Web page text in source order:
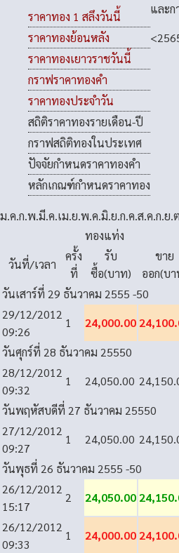
ราคาทอง 1 สลึงวันนี้
ราคาทองย้อนหลัง
ราคาทองเยาวราชวันนี้
กราฟราคาทองคำ
ราคาทองประจำวัน
สถิติราคาทองรายเดือน-ปี
กราฟสถิติทองในประเทศ
ปัจจัยกำหนดราคาทองคำ
หลักเกณฑ์กำหนดราคาทอง
และก
<
ม.ค.ก.พ.มี.ค.เม.ย.พ.ค.มิ.ย.ก.ค.ส.ค.ก.ย.
ทองแท่ง
วันที่/เวลา
ครั้ง
ที่
รับ
ซื้อ(บาท)
ขาย
ออก(บ
วันเสาร์ที่ 29 ธันวาคม 2555 -50
29/12/2012
09:26
1 24,000.00
วันศุกร์ที่ 28 ธันวาคม 25550
28/12/2012
09:32
1 24,050.00
วันพฤหัสบดีที่ 27 ธันวาคม 25550
27/12/2012
09:27
1 24,050.00
วันพุธที่ 26 ธันวาคม 2555 -50
26/12/2012
15:17
2 24,050.00
26/12/2012
09:33
1 24,000.00